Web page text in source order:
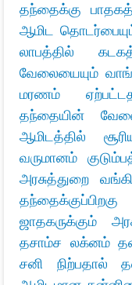
தந்தைக்கு
ஆமிட
லாபத்தில்
வேலையையும்
மரணம்
தந்தையின்
ஆமிடத்தில்
வருமானம்
அரசுத்துறை
ஜாதகருக்கும்
தசாம்ச லக்னம்
சனி நிற்பதால்